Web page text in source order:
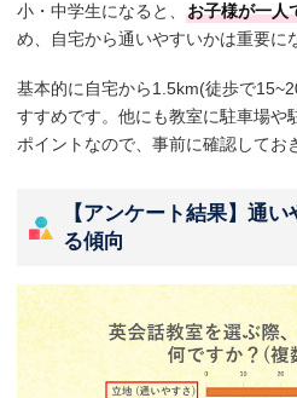
小・中学生になると、 お子様が一人
め、自宅から通いやすいかは重要に
基本的に自宅から1.5km(徒歩で
すすめです。他にも教室に駐車場や
ポイントなので、事前に確認してお
【アンケート結果】通
る傾向